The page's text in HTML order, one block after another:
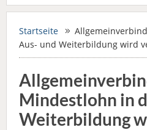
Startseite
Aus- und Weiterbildung wird
Mindestlohn in
Weiterbildung